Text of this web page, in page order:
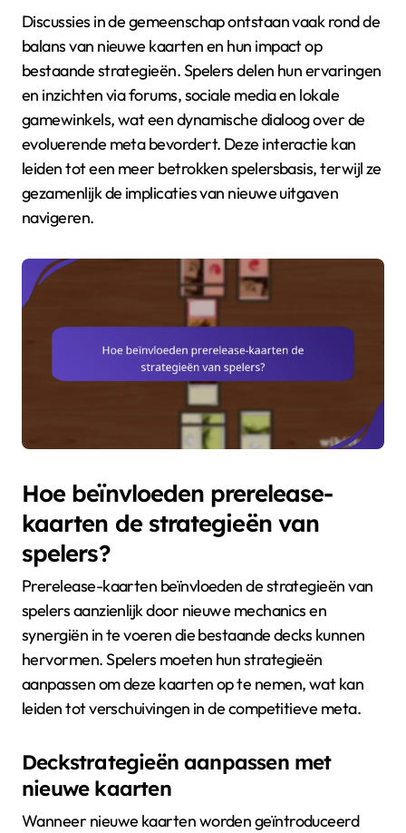
Discussies in de gemeenschap ontstaan vaak rond de
balans van nieuwe kaarten en hun impact op
bestaande strategieën. Spelers delen hun ervaringen
en inzichten via forums, sociale media en lokale
gamewinkels, wat een dynamische dialoog over de
evoluerende meta bevordert. Deze interactie kan
leiden tot een meer betrokken spelersbasis, terwijl ze
gezamenlijk de implicaties van nieuwe uitgaven
navigeren.
Hoe beïnvloeden prerelease-
kaarten de strategieën van
spelers?
Prerelease-kaarten beïnvloeden de strategieën van
spelers aanzienlijk door nieuwe mechanics en
synergiën in te voeren die bestaande decks kunnen
hervormen. Spelers moeten hun strategieën
aanpassen om deze kaarten op te nemen, wat kan
leiden tot verschuivingen in de competitieve meta.
Deckstrategieën aanpassen met
nieuwe kaarten
Wanneer nieuwe kaarten worden geïntroduceerd